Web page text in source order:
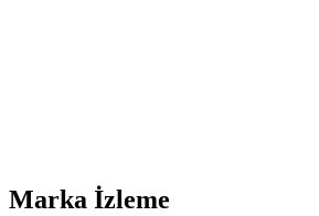
Marka İzleme